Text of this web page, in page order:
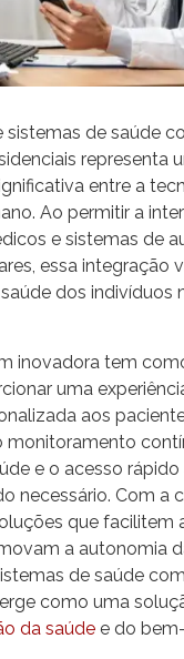
sistemas de saúde
representa
entre a
Ao permitir a
e sistemas de
essa integração
dos indivíduos
inovadora tem
uma
aos
monitoramento
e o acesso
necessário. Com a
que facilitem
a autonomia
de saúde
como uma
da saúde e do